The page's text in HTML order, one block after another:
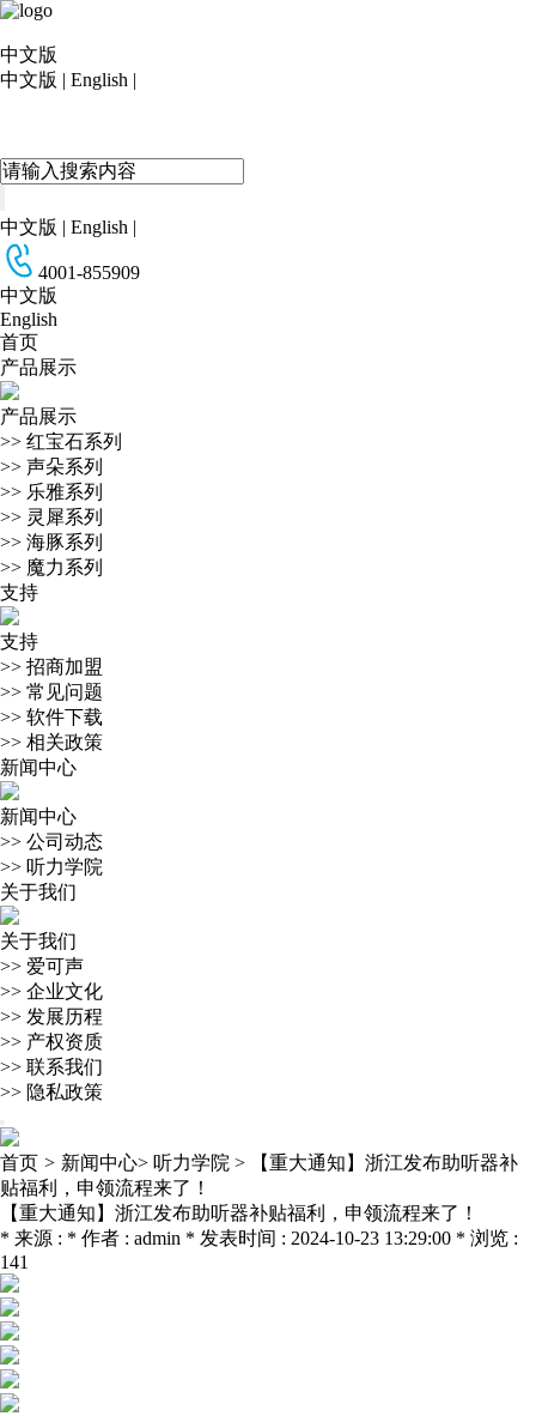
中文版
中文版 | English |
中文版 | English |
4001-855909
中文版
English
首页
产品展示
产品展示
>> 红宝石系列
>> 声朵系列
>> 乐雅系列
>> 灵犀系列
>> 海豚系列
>> 魔力系列
支持
支持
>> 招商加盟
>> 常见问题
>> 软件下载
>> 相关政策
新闻中心
新闻中心
>> 公司动态
>> 听力学院
关于我们
关于我们
>> 爱可声
>> 企业文化
>> 发展历程
>> 产权资质
>> 联系我们
>> 隐私政策
首页 > 新闻中心> 听力学院 >
【重大通知】浙江发布助听器补
贴福利，申领流程来了！
【重大通知】浙江发布助听器补贴福利，申领流程来了！
* 来源 : * 作者 : admin * 发表时间 : 2024-10-23 13:29:00 * 浏览 :
141